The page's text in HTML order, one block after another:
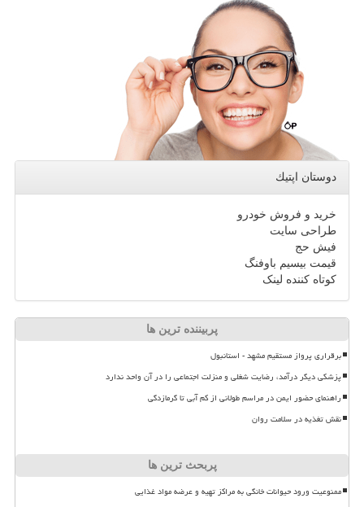
دوستان اپتیك
خرید و فروش خودرو
طراحی سایت
فیش حج
قیمت بیسیم باوفنگ
کوتاه کننده لینک
پربیننده ترین ها
برقراری پرواز مستقیم مشهد - استانبول
پزشکی دیگر درآمد، رضایت شغلی و منزلت اجتماعی را در آن واحد ندارد
راهنمای حضور ایمن در مراسم طولانی از کم آبی تا گرمازدگی
نقش تغذیه در سلامت روان
پربحث ترین ها
ممنوعیت ورود حیوانات خانگی به مراکز تهیه و عرضه مواد غذایی